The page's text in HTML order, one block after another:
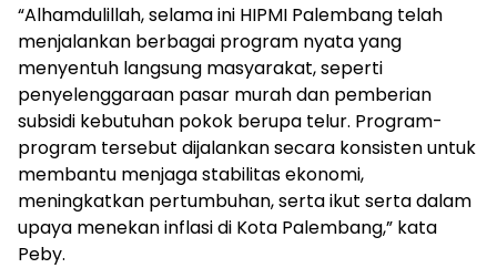
“Alhamdulillah, selama ini HIPMI Palembang telah
menjalankan berbagai program nyata yang
menyentuh langsung masyarakat, seperti
penyelenggaraan pasar murah dan pemberian
subsidi kebutuhan pokok berupa telur. Program-
program tersebut dijalankan secara konsisten untuk
membantu menjaga stabilitas ekonomi,
meningkatkan pertumbuhan, serta ikut serta dalam
upaya menekan inflasi di Kota Palembang,” kata
Peby.